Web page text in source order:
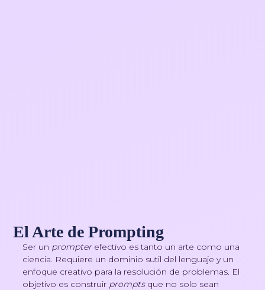
El Arte de Prompting
Ser un prompterefectivo es tanto un arte como una
ciencia. Requiere un dominio sutil del lenguaje y un
enfoque creativo para la resolución de problemas. El
objetivo es construir promptsque no solo sean